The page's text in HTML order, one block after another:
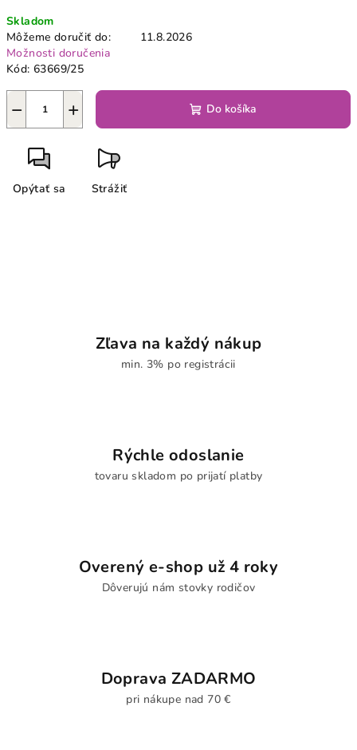
cena:
Skladom
Môžeme doručiť do:
11.8.2026
Možnosti doručenia
Kód: 63669/25
+
− Do košíka
Opýtať sa Strážiť
Zľava na každý nákup
min. 3% po registrácii
Rýchle odoslanie
tovaru skladom po prijatí platby
Overený e-shop už 4 roky
Dôverujú nám stovky rodičov
Doprava ZADARMO
pri nákupe nad 70 €